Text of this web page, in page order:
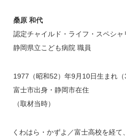
桑原 和代
認定チャイルド・ライフ・スペシャ
静岡県立こども病院 職員
1977（昭和52）年9月10日生まれ（
富士市出身・静岡市在住
（取材当時）
くわはら・かずよ／富士高校を経て